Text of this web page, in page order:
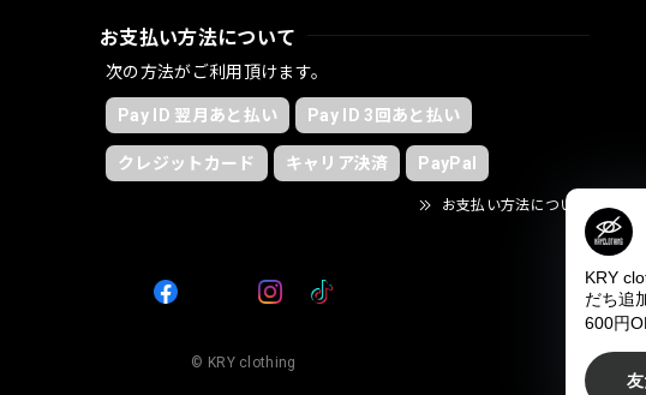
お支払い方法について
次の方法がご利用頂けます。
Pay ID 翌月あと払い Pay ID 3回あと払い
クレジットカード キャリア決済 PayPal
お支払い方法について
© KRY clothing